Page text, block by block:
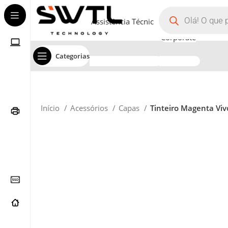
Categorias
Assistência Técnica
Corporate
Início Acessórios Capas Tinteiro Magenta